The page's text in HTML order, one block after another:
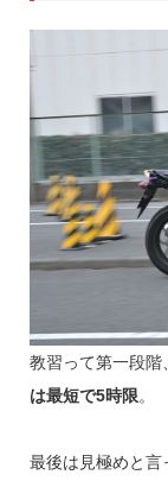
教習って第一段階
は最短で5時限。
最後は見極めと言